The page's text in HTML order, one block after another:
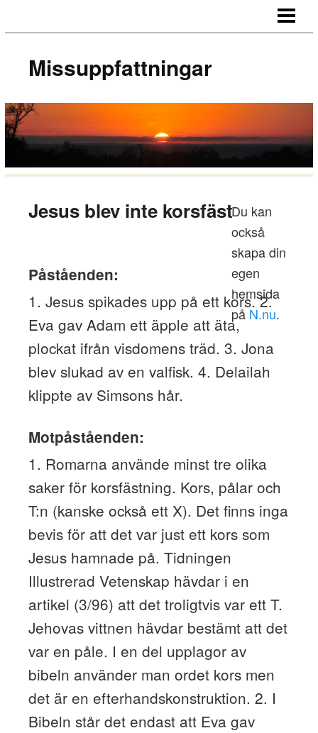
Missuppfattningar
Jesus blev inte korsfäst
Påståenden:
1. Jesus spikades upp på ett kors. 2.
Eva gav Adam ett äpple att äta,
plockat ifrån visdomens träd. 3. Jona
blev slukad av en valfisk. 4. Delailah
klippte av Simsons hår.
Motpåståenden:
1. Romarna använde minst tre olika
saker för korsfästning. Kors, pålar och
T:n (kanske också ett X). Det finns inga
bevis för att det var just ett kors som
Jesus hamnade på. Tidningen
Illustrerad Vetenskap hävdar i en
artikel (3/96) att det troligtvis var ett T.
Jehovas vittnen hävdar bestämt att det
var en påle. I en del upplagor av
bibeln använder man ordet kors men
det är en efterhandskonstruktion. 2. I
Bibeln står det endast att Eva gav
Du kan
också
skapa din
egen
hemsida
på N.nu.